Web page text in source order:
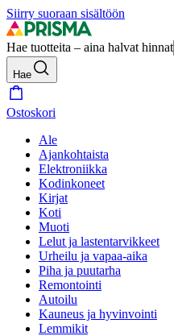
Siirry suoraan sisältöön
Hae tuotteita – aina halvat hinnat
Hae
Ostoskori
Ale
Ajankohtaista
Elektroniikka
Kodinkoneet
Kirjat
Koti
Muoti
Lelut ja lastentarvikkeet
Urheilu ja vapaa-aika
Piha ja puutarha
Remontointi
Autoilu
Kauneus ja hyvinvointi
Lemmikit